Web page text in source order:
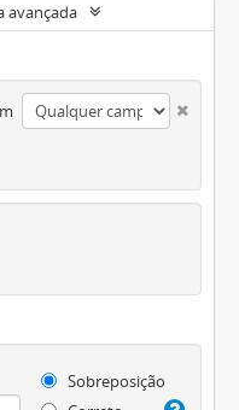
avançada
Sobreposição